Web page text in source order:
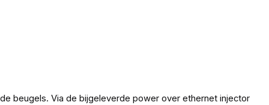
beugels. Via de bijgeleverde power over ethernet injector